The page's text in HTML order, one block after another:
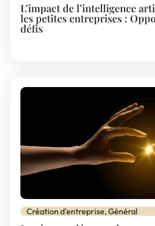
L’impact de l’intelligence
les petites entreprises :
défis
Création d'entreprise,Général